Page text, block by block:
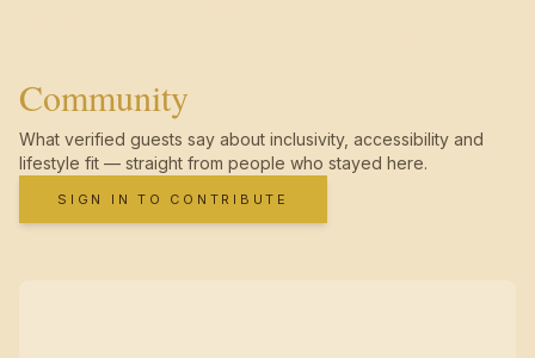
Community
What verified guests say about inclusivity, accessibility and
lifestyle fit — straight from people who stayed here.
SIGN IN TO CONTRIBUTE